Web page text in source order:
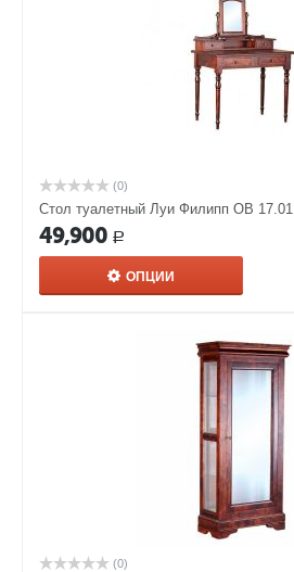
(0)
Стол туалетный Луи Филипп ОВ 17.01
49,900 Р
ОПЦИИ
(0)